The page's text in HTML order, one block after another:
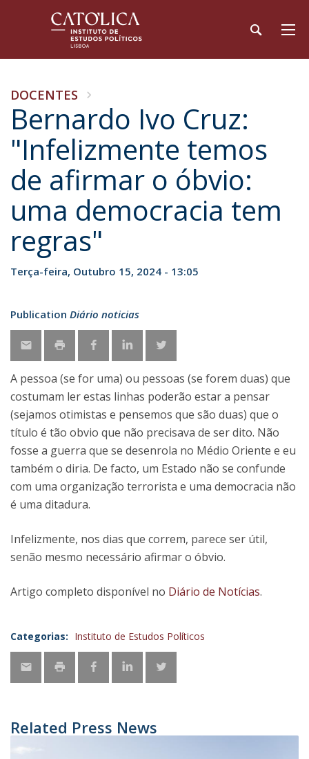
DOCENTES
Bernardo Ivo Cruz:
"Infelizmente temos
de afirmar o óbvio:
uma democracia tem
regras"
Terça-feira, Outubro 15, 2024 - 13:05
Publication Diário noticias
A pessoa (se for uma) ou pessoas (se forem duas) que
costumam ler estas linhas poderão estar a pensar
(sejamos otimistas e pensemos que são duas) que o
título é tão obvio que não precisava de ser dito. Não
fosse a guerra que se desenrola no Médio Oriente e eu
também o diria. De facto, um Estado não se confunde
com uma organização terrorista e uma democracia não
é uma ditadura.
Infelizmente, nos dias que correm, parece ser útil,
senão mesmo necessário afirmar o óbvio.
Artigo completo disponível no Diário de Notícias.
Categorias: Instituto de Estudos Políticos
Related Press News